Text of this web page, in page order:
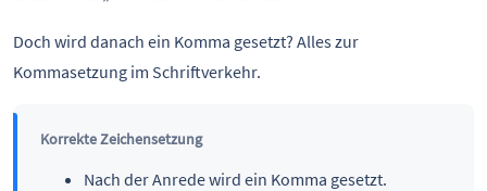
Doch wird danach ein Komma gesetzt? Alles zur
Kommasetzung im Schriftverkehr.
Korrekte Zeichensetzung
Nach der Anrede wird ein Komma gesetzt.